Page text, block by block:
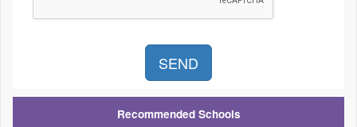
Recommended Schools